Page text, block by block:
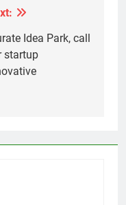
Idea Park, call
startup